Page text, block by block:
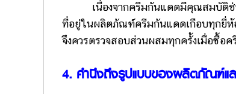
เนื่องจากครีมกันแดดมีคุณสมบัติช่วยป้
ที่อยู่ในผลิตภัณฑ์ครีมกันแดดเกือบทุกยี่ห้
จึงควรตรวจสอบส่วนผสมทุกครั้งเมื่อซื้อ
4. คำนึงถึงรูปแบบของผลิตภัณฑ์แ